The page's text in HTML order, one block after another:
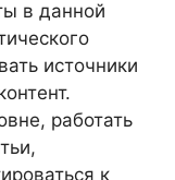
в данной
источники
работать
к